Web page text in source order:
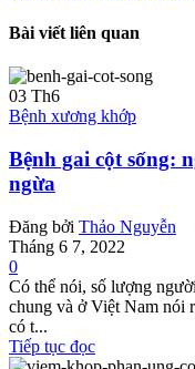
Bài viết liên quan
03 Th6
Bệnh xương khớp
Bệnh gai cột sống:
ngừa
Đăng bởi Thảo Nguyễn
Tháng 6 7, 2022
0
Có thể nói, số lượng
chung và ở Việt Nam nói
có t...
Tiếp tục đọc